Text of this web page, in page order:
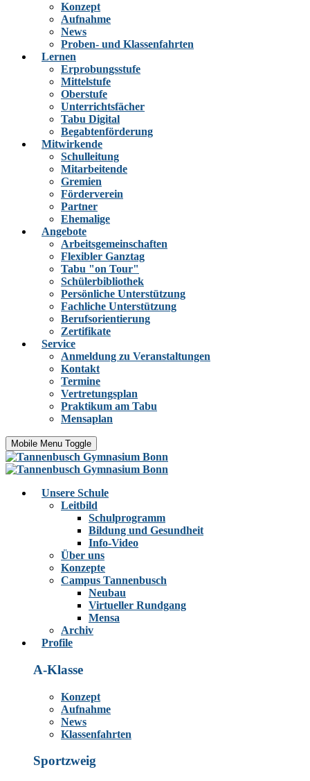
Konzept
Aufnahme
News
Proben- und Klassenfahrten
Lernen
Erprobungsstufe
Mittelstufe
Oberstufe
Unterrichtsfächer
Tabu Digital
Begabtenförderung
Mitwirkende
Schulleitung
Mitarbeitende
Gremien
Förderverein
Partner
Ehemalige
Angebote
Arbeitsgemeinschaften
Flexibler Ganztag
Tabu "on Tour"
Schülerbibliothek
Persönliche Unterstützung
Fachliche Unterstützung
Berufsorientierung
Zertifikate
Service
Anmeldung zu Veranstaltungen
Kontakt
Termine
Vertretungsplan
Praktikum am Tabu
Mensaplan
Mobile Menu Toggle
Unsere Schule
Leitbild
Schulprogramm
Bildung und Gesundheit
Info-Video
Über uns
Konzepte
Campus Tannenbusch
Neubau
Virtueller Rundgang
Mensa
Archiv
Profile
A-Klasse
Konzept
Aufnahme
News
Klassenfahrten
Sportzweig